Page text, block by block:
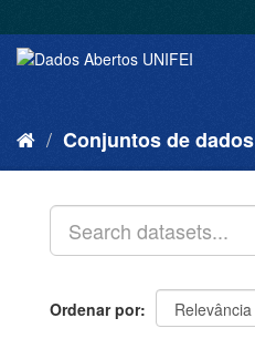
Conjuntos de dados
Ordenar por